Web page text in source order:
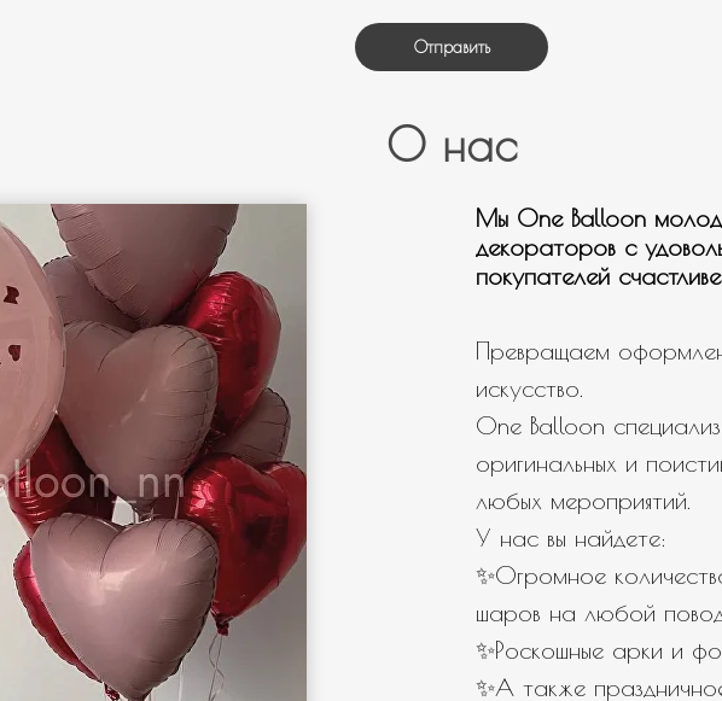
Нужна связка шаров
Нужны шары с мульт героями
Нужно оформление/фотозона
Свой вариант
← Назад Далее →
Отправить
О нас
Мы One Balloon
декораторов с
покупателей
Превращаем
искусство.
One Balloon
оригинальных и
любых мероприятий.
У нас вы найдете:
✨Огромное
шаров на любой
✨Роскошные арки и
✨А также